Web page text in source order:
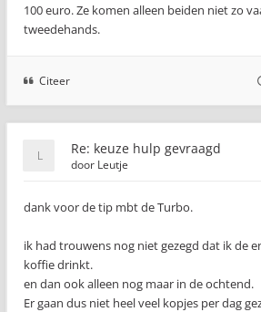
100 euro. Ze komen alleen beiden niet zo
tweedehands.
Citeer
Re: keuze hulp gevraagd
door Leutje
dank voor de tip mbt de Turbo.
ik had trouwens nog niet gezegd dat ik de
koffie drinkt.
en dan ook alleen nog maar in de ochtend.
Er gaan dus niet heel veel kopjes per dag